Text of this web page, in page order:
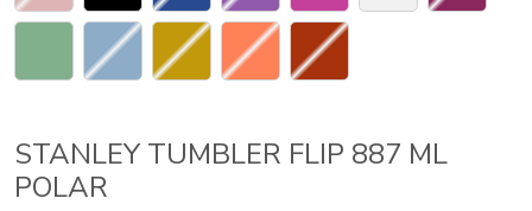
STANLEY TUMBLER FLIP 887 ML
POLAR